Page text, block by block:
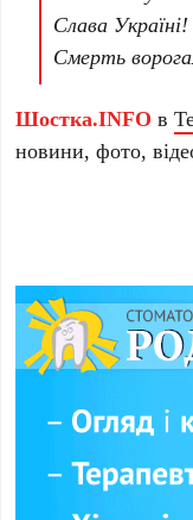
Слава Україні!
Смерть
Шостка.INFO в
новини, фото,